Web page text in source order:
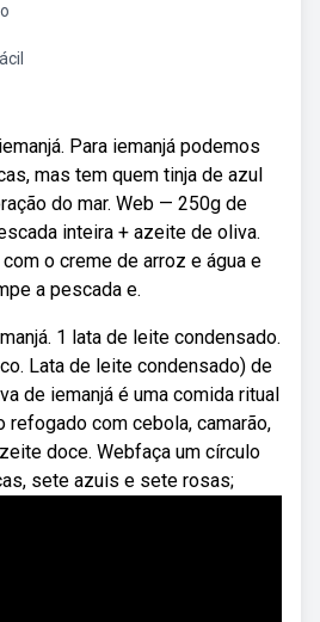
Para iemanjá podemos
mas tem quem tinja de azul
do mar. Web — 250g de
inteira + azeite de oliva.
o creme de arroz e água e
a pescada e.
1 lata de leite condensado.
Lata de leite condensado) de
de iemanjá é uma comida ritual
com cebola, camarão,
doce. Webfaça um círculo
sete azuis e sete rosas;